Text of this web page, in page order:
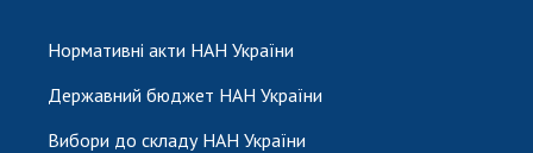
Нормативні акти НАН України
Державний бюджет НАН України
Вибори до складу НАН України